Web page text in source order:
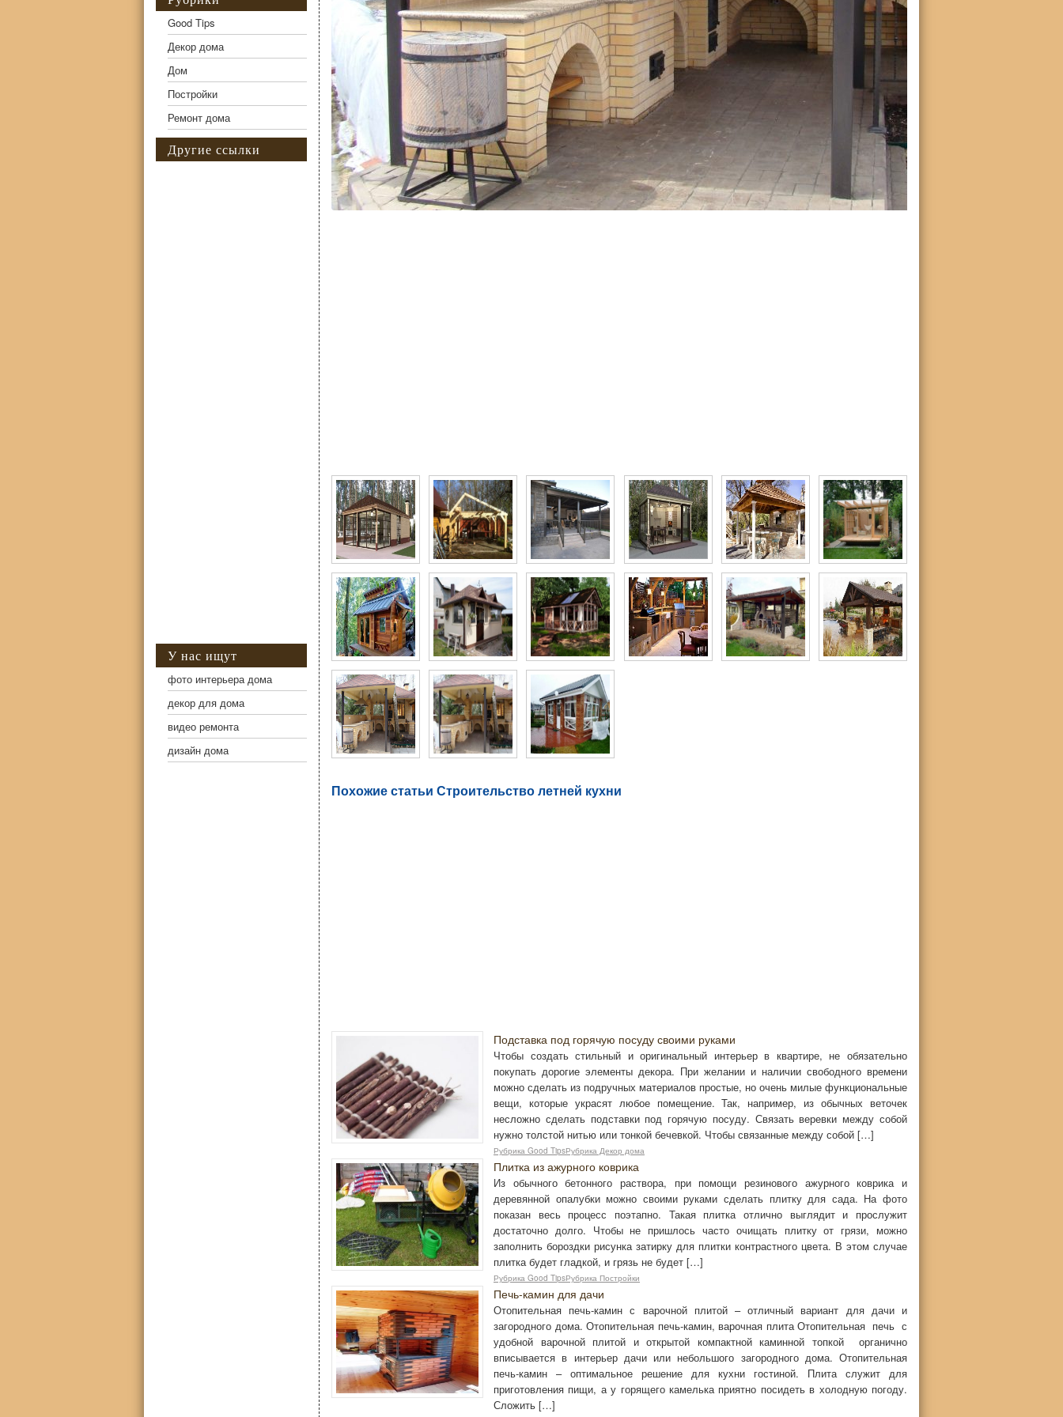
Похожие статьи Строительство летней кухни
Подставка под горячую посуду своими руками
Чтобы создать стильный и оригинальный интерьер в квартире, не обязательно
покупать дорогие элементы декора. При желании и наличии свободного времени
можно сделать из подручных материалов простые, но очень милые функциональные
вещи, которые украсят любое помещение. Так, например, из обычных веточек
несложно сделать подставки под горячую посуду. Связать веревки между собой
нужно толстой нитью или тонкой бечевкой. Чтобы связанные между собой […]
Рубрика Good TipsРубрика Декор дома
Плитка из ажурного коврика
Из обычного бетонного раствора, при помощи резинового ажурного коврика и
деревянной опалубки можно своими руками сделать плитку для сада. На фото
показан весь процесс поэтапно. Такая плитка отлично выглядит и прослужит
достаточно долго. Чтобы не пришлось часто очищать плитку от грязи, можно
заполнить бороздки рисунка затирку для плитки контрастного цвета. В этом случае
плитка будет гладкой, и грязь не будет […]
Рубрика Good TipsРубрика Постройки
Печь-камин для дачи
Отопительная печь-камин с варочной плитой – отличный вариант для дачи и
загородного дома. Отопительная печь-камин, варочная плита Отопительная печь с
удобной варочной плитой и открытой компактной каминной топкой органично
вписывается в интерьер дачи или небольшого загородного дома. Отопительная
печь-камин – оптимальное решение для кухни гостиной. Плита служит для
приготовления пищи, а у горящего камелька приятно посидеть в холодную погоду.
Сложить […]
Good Tips
Декор дома
Дом
Постройки
Ремонт дома
Другие ссылки
У нас ищут
фото интерьера дома
декор для дома
видео ремонта
дизайн дома